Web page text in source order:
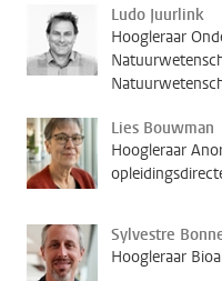
Ludo Juurlink
Hoogleraar
Lies Bouwman
Hoogleraar
Sylvestre
Hoogleraar